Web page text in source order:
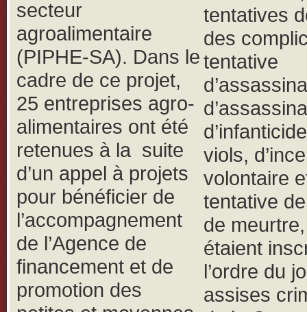
secteur
agroalimentaire
(PIPHE-SA). Dans le
cadre de ce projet,
25 entreprises agro-
alimentaires ont été
retenues à la suite
d’un appel à projets
pour bénéficier de
l’accompagnement
de l’Agence de
financement et de
promotion des
tentatives
des
tentative
viols,
volontaire
tentative
de
étaient
l’ordre du
assises